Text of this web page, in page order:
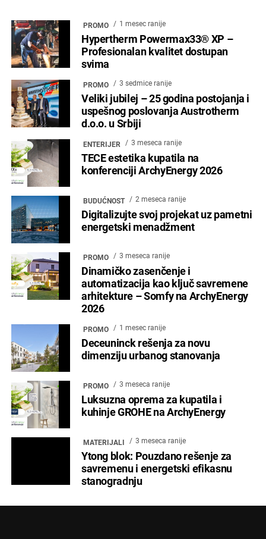
PROMO 1 mesec ranije
Hypertherm Powermax33® XP –
Profesionalan kvalitet dostupan
svima
PROMO 3 sedmice ranije
Veliki jubilej – 25 godina postojanja i
uspešnog poslovanja Austrotherm
d.o.o. u Srbiji
ENTERIJER 3 meseca ranije
TECE estetika kupatila na
konferenciji ArchyEnergy 2026
BUDUĆNOST 2 meseca ranije
Digitalizujte svoj projekat uz pametni
energetski menadžment
PROMO 3 meseca ranije
Dinamičko zasenčenje i
automatizacija kao ključ savremene
arhitekture – Somfy na ArchyEnergy
2026
PROMO 1 mesec ranije
Deceuninck rešenja za novu
dimenziju urbanog stanovanja
PROMO 3 meseca ranije
Luksuzna oprema za kupatila i
kuhinje GROHE na ArchyEnergy
MATERIJALI 3 meseca ranije
Ytong blok: Pouzdano rešenje za
savremenu i energetski efikasnu
stanogradnju